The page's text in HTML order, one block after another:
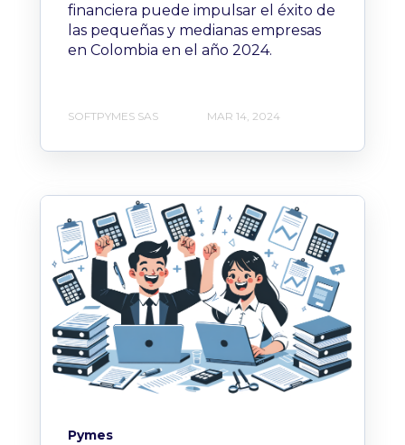
financiera puede impulsar el éxito de
las pequeñas y medianas empresas
en Colombia en el año 2024.
SOFTPYMES SAS MAR 14, 2024
Pymes